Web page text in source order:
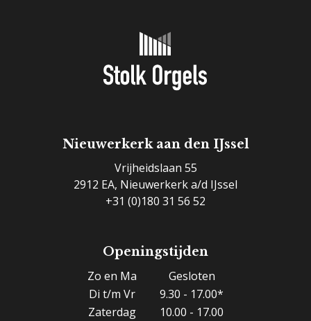
Nieuwerkerk aan den IJssel
Vrijheidslaan 55
2912 EA, Nieuwerkerk a/d IJssel
+31 (0)180 31 56 52
Openingstijden
Zo en Ma
Gesloten
Di t/m Vr
9.30 - 17.00*
Zaterdag
10.00 - 17.00